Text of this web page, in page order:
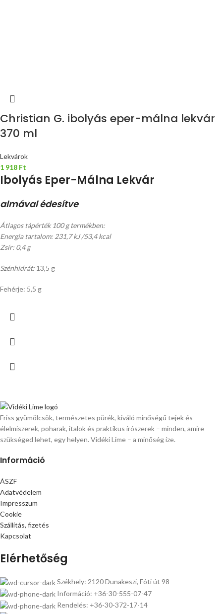
Christian G. ibolyás eper-málna lekvár
370 ml
Lekvárok
1 918 Ft
Ibolyás Eper-Málna Lekvár
almával édesítve
Átlagos tápérték 100 g termékben:
Energia tartalom: 231,7 kJ /53,4 kcal
Zsír: 0,4 g
Szénhidrát: 13,5 g
Fehérje: 5,5 g
Friss gyümölcsök, természetes pürék, kiváló minőségű tejek és
élelmiszerek, poharak, italok és praktikus írószerek – minden, amire
szükséged lehet, egy helyen. Vidéki Lime – a minőség íze.
Információ
ÁSZF
Adatvédelem
Impresszum
Cookie
Szállítás, fizetés
Kapcsolat
Elérhetőség
Székhely: 2120 Dunakeszi, Fóti út 98
Információ: +36-30-555-07-47
Rendelés: +36-30-372-17-14